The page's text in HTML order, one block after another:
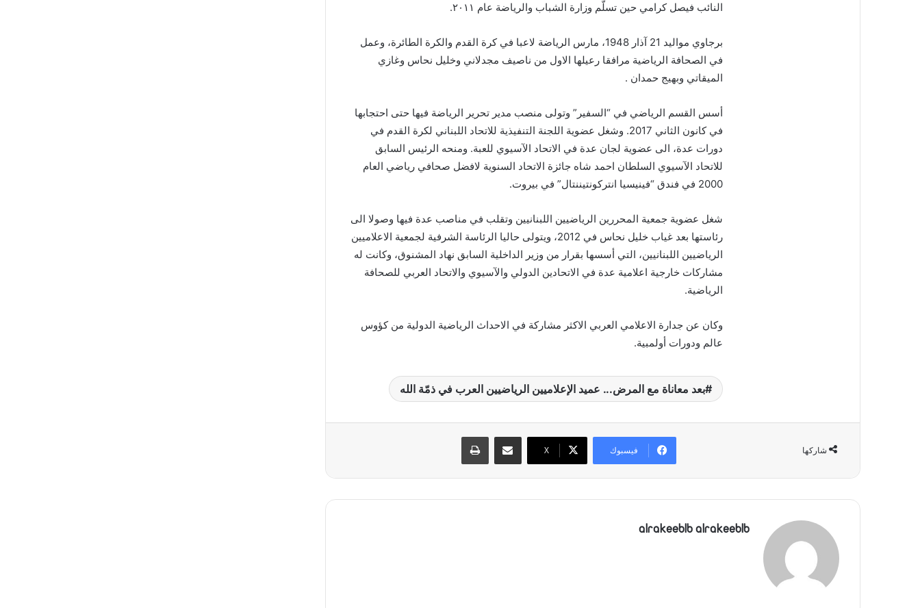
النائب فيصل كرامي حين تسلّم وزارة الشباب والرياضة عام ٢٠١١.
برجاوي مواليد 21 آذار 1948، مارس الرياضة لاعبا في كرة القدم والكرة الطائرة، وعمل
في الصحافة الرياضية مرافقا رعيلها الاول من ناصيف مجدلاني وخليل نحاس وغازي
الميقاتي وبهيج حمدان .
أسس القسم الرياضي في “السفير ” وتولى منصب مدير تحرير الرياضة فيها حتى احتجابها
في كانون الثاني 2017. وشغل عضوية اللجنة التنفيذية للاتحاد اللبناني لكرة القدم في
دورات عدة، الى عضوية لجان عدة في الاتحاد الآسيوي للعبة. ومنحه الرئيس السابق
للاتحاد الآسيوي السلطان احمد شاه جائزة الاتحاد السنوية لافضل صحافي رياضي العام
2000 في فندق
“فينيسيا انتركونتيننتال” في بيروت.
شغل عضوية جمعية المحررين الرياضيين اللبنانيين وتقلب في مناصب عدة فيها وصولا الى
رئاستها بعد غياب خليل نحاس في 2012، ويتولى حاليا الرئاسة الشرفية لجمعية الاعلاميين
الرياضيين اللبنانيين، التي أسسها بقرار من وزير الداخلية السابق نهاد المشنوق، وكانت له
مشاركات خارجية اعلامية عدة في الاتحادين الدولي والآسيوي والاتحاد العربي للصحافة
الرياضية.
وكان عن جدارة الاعلامي العربي الاكثر مشاركة في الاحداث الرياضية الدولية من كؤوس
عالم ودورات أولمبية.
بعد معاناة مع المرض... عميد الإعلاميين الرياضيين العرب في ذمّة الله
شاركها فيسبوك X
alrakeeblb alrakeeblb